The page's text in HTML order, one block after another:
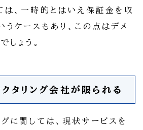
は、一時的とはいえ保証金を収
ケースもあり、この点はデメ
しょう。
タリング会社が限られる
に関しては、現状サービスを